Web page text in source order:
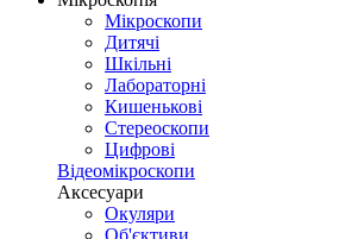
Мікроскопи
Дитячі
Шкільні
Лабораторні
Кишенькові
Стереоскопи
Цифрові
Відеомікроскопи
Аксесуари
Окуляри
Об'єктиви